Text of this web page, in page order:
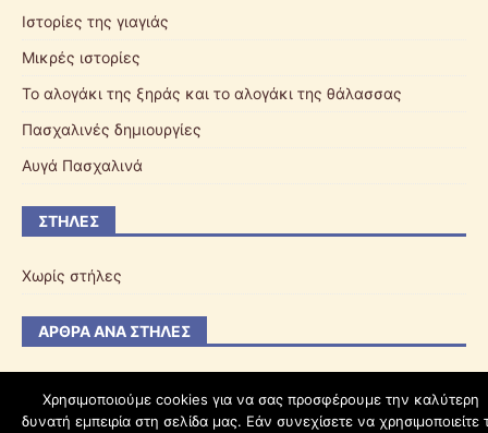
Ιστορίες της γιαγιάς
Μικρές ιστορίες
Το αλογάκι της ξηράς και το αλογάκι της θάλασσας
Πασχαλινές δημιουργίες
Αυγά Πασχαλινά
ΣΤΉΛΕΣ
Χωρίς στήλες
ΆΡΘΡΑ ΑΝΆ ΣΤΉΛΕΣ
Χρησιμοποιούμε cookies για να σας προσφέρουμε την καλύτερη
δυνατή εμπειρία στη σελίδα μας. Εάν συνεχίσετε να χρησιμοποιείτε